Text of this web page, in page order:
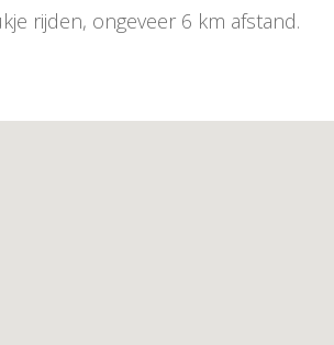
rijden, ongeveer 6 km afstand.